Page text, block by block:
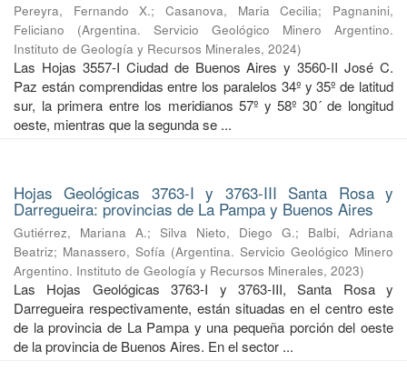
Pereyra, Fernando X.;Casanova, Maria Cecilia; Pagnanini,
Feliciano
(Argentina. Servicio Geológico Minero Argentino.
Instituto de Geología y Recursos Minerales, 2024)
Las Hojas 3557-I Ciudad de Buenos Aires y 3560-II José C.
Paz están comprendidas entre los paralelos 34º y 35º de latitud
sur, la primera entre los meridianos 57º y 58º 30´ de longitud
oeste, mientras que la segunda se ...
Hojas Geológicas 3763-I y 3763-III Santa Rosa y
Darregueira: provincias de La Pampa y Buenos Aires
Gutiérrez, Mariana A.; Silva Nieto, Diego G.; Balbi, Adriana
Beatriz; Manassero, Sofía (Argentina. Servicio Geológico Minero
Argentino. Instituto de Geología y Recursos Minerales, 2023)
Las Hojas Geológicas 3763-I y 3763-III, Santa Rosa y
Darregueira respectivamente, están situadas en el centro este
de la provincia de La Pampa y una pequeña porción del oeste
de la provincia de Buenos Aires. En el sector ...